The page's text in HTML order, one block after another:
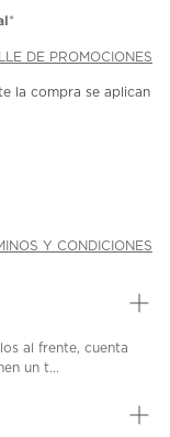
*
DE PROMOCIONES
la compra se aplican
Y CONDICIONES
al frente, cuenta
un t...